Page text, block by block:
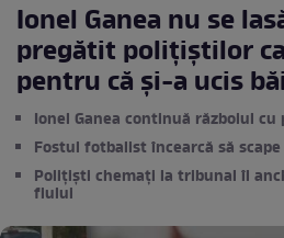
Ionel Ganea nu se
pregătit polițiștilor
pentru că și-a ucis
Ionel Ganea continuă războiul
Fostul fotbalist încearcă să
Polițiști chemați la tribunal îl
fiului